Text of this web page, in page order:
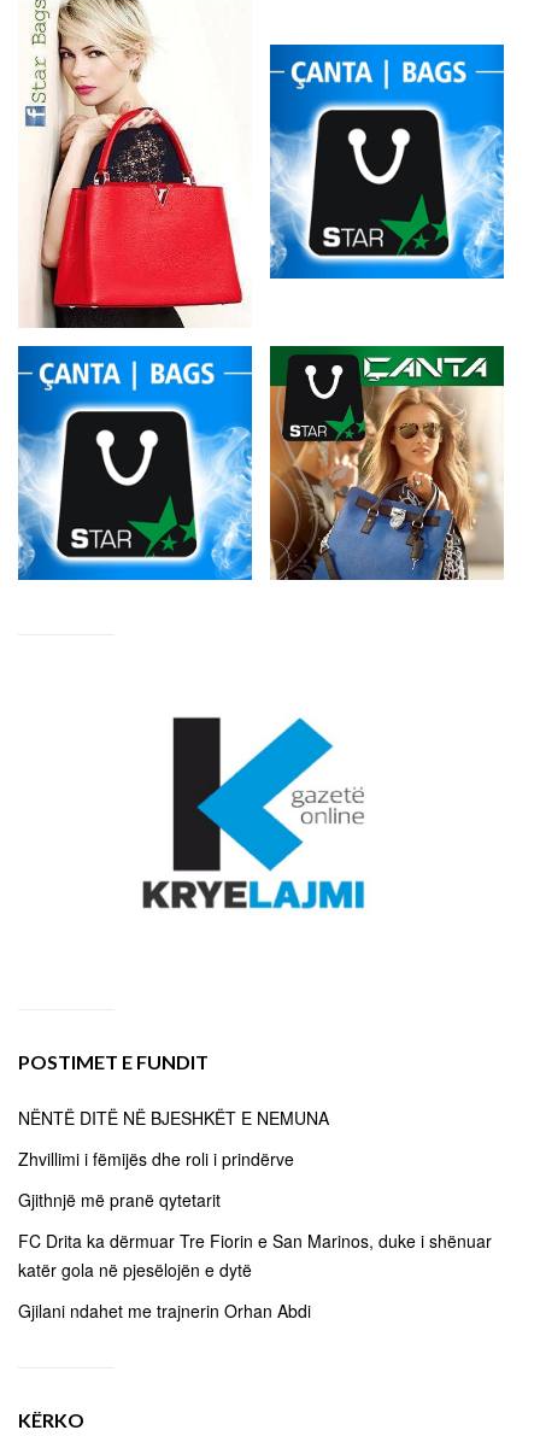
POSTIMET E FUNDIT
NËNTË DITË NË BJESHKËT E NEMUNA
Zhvillimi i fëmijës dhe roli i prindërve
Gjithnjë më pranë qytetarit
FC Drita ka dërmuar Tre Fiorin e San Marinos, duke i shënuar
katër gola në pjesëlojën e dytë
Gjilani ndahet me trajnerin Orhan Abdi
KËRKO